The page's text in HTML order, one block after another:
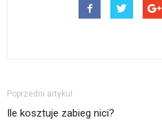
Poprzedni artykuł
Ile kosztuje zabieg nici?